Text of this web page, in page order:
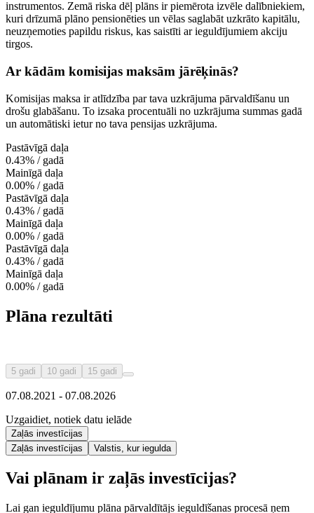
instrumentos. Zemā riska dēļ plāns ir piemērota izvēle dalībniekiem,
kuri drīzumā plāno pensionēties un vēlas saglabāt uzkrāto kapitālu,
neuzņemoties papildu riskus, kas saistīti ar ieguldījumiem akciju
tirgos.
Ar kādām komisijas maksām jārēķinās?
Komisijas maksa ir atlīdzība par tava uzkrājuma pārvaldīšanu un
drošu glabāšanu. To izsaka procentuāli no uzkrājuma summas gadā
un automātiski ietur no tava pensijas uzkrājuma.
Pastāvīgā daļa
0.43% / gadā
Mainīgā daļa
0.00% / gadā
Pastāvīgā daļa
0.43% / gadā
Mainīgā daļa
0.00% / gadā
Pastāvīgā daļa
0.43% / gadā
Mainīgā daļa
0.00% / gadā
Plāna rezultāti
5 gadi 10 gadi 15 gadi
07.08.2021 - 07.08.2026
Uzgaidiet, notiek datu ielāde
Zaļās investīcijas
Zaļās investīcijas
Valstis, kur iegulda
Vai plānam ir zaļās investīcijas?
Lai gan ieguldījumu plāna pārvaldītājs ieguldīšanas procesā ņem